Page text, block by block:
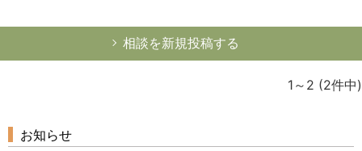
相談を新規投稿する
次へ
1～2 (2件中)
お知らせ